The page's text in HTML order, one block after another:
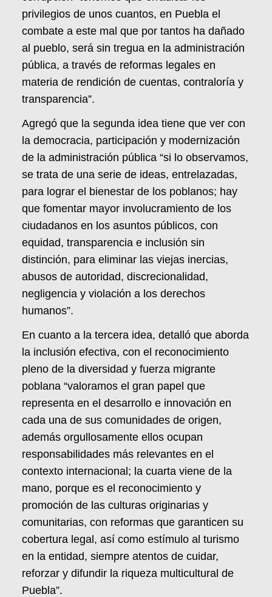
privilegios de unos cuantos, en Puebla el
combate a este mal que por tantos ha dañado
al pueblo, será sin tregua en la administración
pública, a través de reformas legales en
materia de rendición de cuentas, contraloría y
transparencia”.
Agregó que la segunda idea tiene que ver con
la democracia, participación y modernización
de la administración pública “si lo observamos,
se trata de una serie de ideas, entrelazadas,
para lograr el bienestar de los poblanos; hay
que fomentar mayor involucramiento de los
ciudadanos en los asuntos públicos, con
equidad, transparencia e inclusión sin
distinción, para eliminar las viejas inercias,
abusos de autoridad, discrecionalidad,
negligencia y violación a los derechos
humanos”.
En cuanto a la tercera idea, detalló que aborda
la inclusión efectiva, con el reconocimiento
pleno de la diversidad y fuerza migrante
poblana “valoramos el gran papel que
representa en el desarrollo e innovación en
cada una de sus comunidades de origen,
además orgullosamente ellos ocupan
responsabilidades más relevantes en el
contexto internacional; la cuarta viene de la
mano, porque es el reconocimiento y
promoción de las culturas originarias y
comunitarias, con reformas que garanticen su
cobertura legal, así como estímulo al turismo
en la entidad, siempre atentos de cuidar,
reforzar y difundir la riqueza multicultural de
Puebla”.